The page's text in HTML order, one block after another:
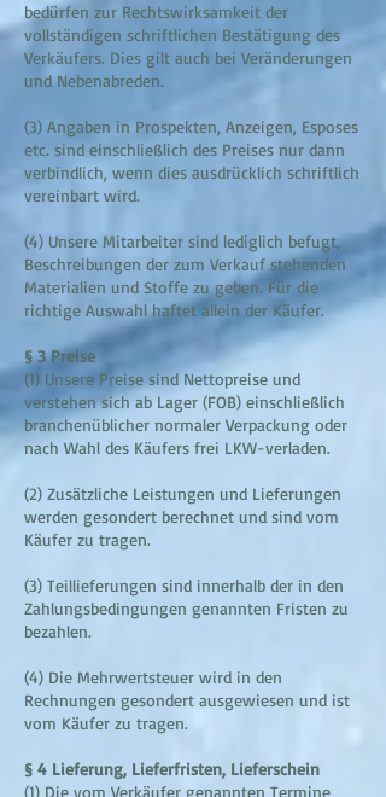
bedürfen zur Rechtswirksamkeit der
vollständigen schriftlichen Bestätigung des
Verkäufers. Dies gilt auch bei Veränderungen
und Nebenabreden.
(3) Angaben in Prospekten, Anzeigen, Esposes
etc. sind einschließlich des Preises nur dann
verbindlich, wenn dies ausdrücklich schriftlich
vereinbart wird.
(4) Unsere Mitarbeiter sind lediglich befugt,
Beschreibungen der zum Verkauf stehenden
Materialien und Stoffe zu geben. Für die
richtige Auswahl haftet allein der Käufer.
§ 3 Preise
(1) Unsere Preise sind Nettopreise und
verstehen sich ab Lager (FOB) einschließlich
branchenüblicher normaler Verpackung oder
nach Wahl des Käufers frei LKW-verladen.
(2) Zusätzliche Leistungen und Lieferungen
werden gesondert berechnet und sind vom
Käufer zu tragen.
(3) Teillieferungen sind innerhalb der in den
Zahlungsbedingungen genannten Fristen zu
bezahlen.
(4) Die Mehrwertsteuer wird in den
Rechnungen gesondert ausgewiesen und ist
vom Käufer zu tragen.
§ 4 Lieferung, Lieferfristen, Lieferschein
(1) Die vom Verkäufer genannten Termine